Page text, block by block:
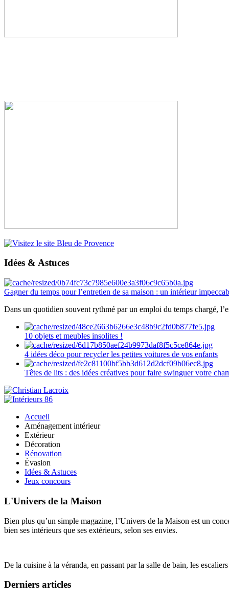
Idées & Astuces
Gagner du temps pour l’entretien de sa maison : un intérieur
Dans un quotidien souvent rythmé par un emploi du temps chargé,
10 objets et meubles insolites !
4 idées déco pour recycler les petites voitures de vos enfants
Têtes de lits : des idées créatives pour faire swinguer votre
Accueil
Aménagement intérieur
Extérieur
Décoration
Rénovation
Évasion
Idées & Astuces
Jeux concours
L'Univers de la Maison
Bien plus qu’un simple magazine, l’Univers de la Maison est un
bien ses intérieurs que ses extérieurs, selon ses envies.
De la cuisine à la véranda, en passant par la salle de bain, les
Derniers articles